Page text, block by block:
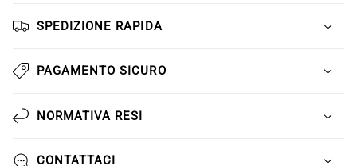
SPEDIZIONE RAPIDA
PAGAMENTO SICURO
NORMATIVA RESI
CONTATTACI